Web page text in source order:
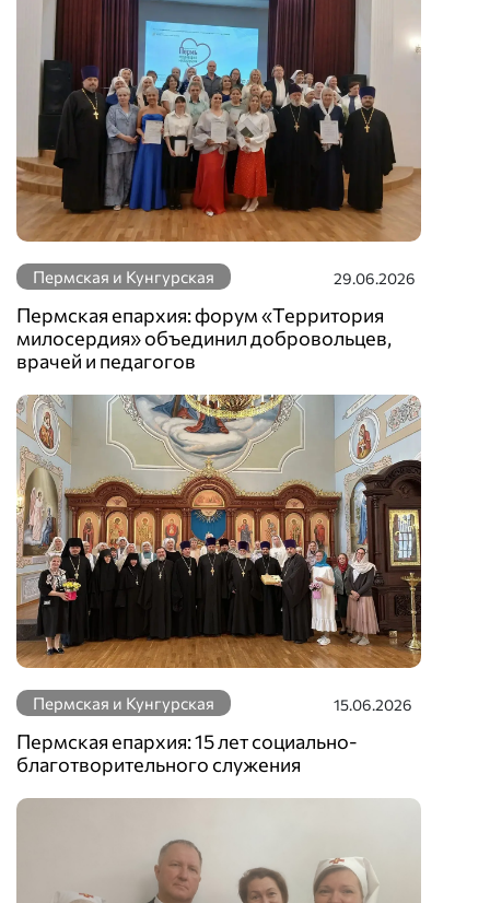
Пермская и Кунгурская 29.06.2026
Пермская епархия: форум «Территория
милосердия» объединил добровольцев,
врачей и педагогов
Пермская и Кунгурская 15.06.2026
Пермская епархия: 15 лет социально-
благотворительного служения